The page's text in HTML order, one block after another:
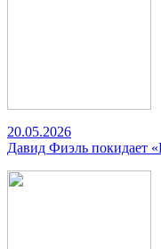
20.05.2026
Давид Фиэль покидает